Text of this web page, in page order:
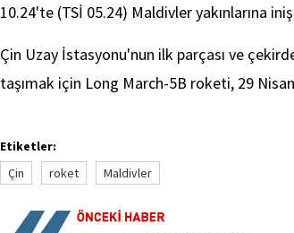
10.24'te (TSİ 05.24) Maldivler yakınlarına
Çin Uzay İstasyonu'nun ilk parçası ve
taşımak için Long March-5B roketi, 29
Etiketler:
Çin
roket Maldivler